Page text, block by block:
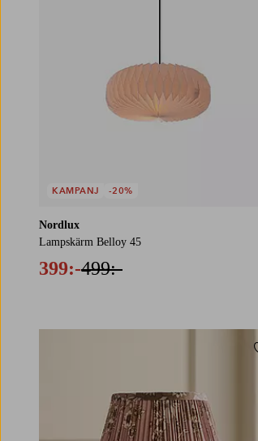
Nordlux
Lampskärm Belloy 45
399:-499:-
KAMPANJ -20%